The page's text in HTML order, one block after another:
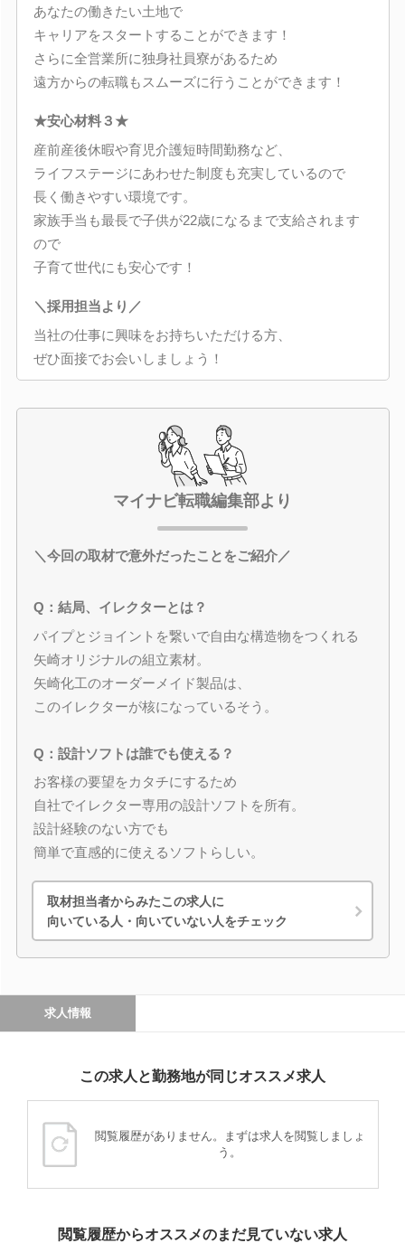
あなたの働きたい土地で
キャリアをスタートすることができます！
さらに全営業所に独身社員寮があるため
遠方からの転職もスムーズに行うことができます！
★安心材料３★
産前産後休暇や育児介護短時間勤務など、
ライフステージにあわせた制度も充実しているので
長く働きやすい環境です。
家族手当も最長で子供が22歳になるまで支給されます
ので
子育て世代にも安心です！
＼採用担当より／
当社の仕事に興味をお持ちいただける方、
ぜひ面接でお会いしましょう！
マイナビ転職編集部より
＼今回の取材で意外だったことをご紹介／
Q：結局、イレクターとは？
パイプとジョイントを繋いで自由な構造物をつくれる
矢崎オリジナルの組立素材。
矢崎化工のオーダーメイド製品は、
このイレクターが核になっているそう。
Q：設計ソフトは誰でも使える？
お客様の要望をカタチにするため
自社でイレクター専用の設計ソフトを所有。
設計経験のない方でも
簡単で直感的に使えるソフトらしい。
取材担当者からみたこの求人に
向いている人・向いていない人をチェック
求人情報
この求人と勤務地が同じオススメ求人
閲覧履歴がありません。まずは求人を閲覧しましょ
う。
閲覧履歴からオススメのまだ見ていない求人